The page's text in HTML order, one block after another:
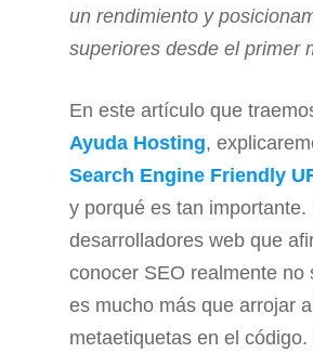
un rendimiento y
superiores desde el primer
En este artículo que
Ayuda Hosting,
Search Engine Friendly
y porqué es tan importante.
desarrolladores web que
conocer SEO realmente no
es mucho más que arrojar
metaetiquetas en el código.